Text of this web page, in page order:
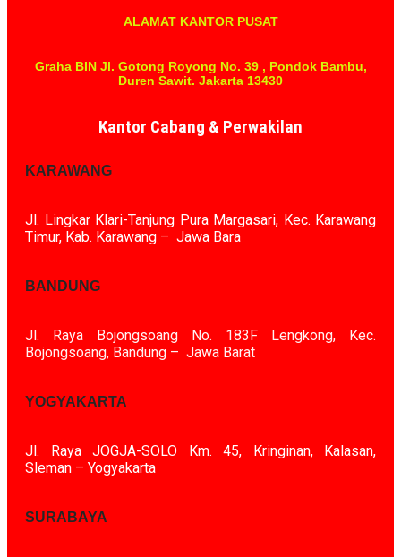
ALAMAT KANTOR PUSAT
Graha BIN Jl. Gotong Royong No. 39 , Pondok Bambu,
Duren Sawit. Jakarta 13430
Kantor Cabang & Perwakilan
KARAWANG
Jl. Lingkar Klari-Tanjung Pura Margasari, Kec. Karawang
Timur, Kab. Karawang – Jawa Bara
BANDUNG
Jl. Raya Bojongsoang No. 183F Lengkong, Kec.
Bojongsoang, Bandung – Jawa Barat
YOGYAKARTA
Jl. Raya JOGJA-SOLO Km. 45, Kringinan, Kalasan,
Sleman – Yogyakarta
SURABAYA